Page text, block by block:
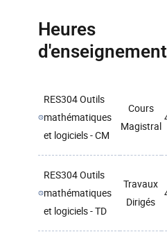
Heures
d'enseignement
RES304 Outils
mathématiques
et logiciels - CM
Cours
Magistral
RES304 Outils
mathématiques
et logiciels - TD
Travaux
Dirigés